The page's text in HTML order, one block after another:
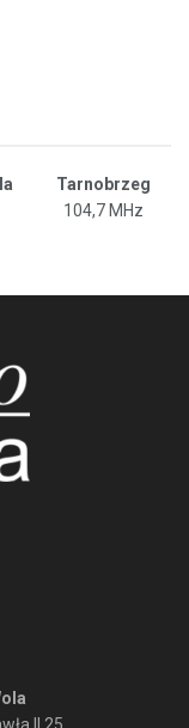
Tarnobrzeg
104,7 MHz